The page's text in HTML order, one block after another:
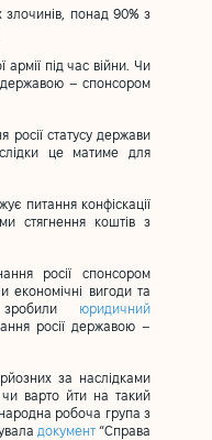
злочинів, понад 90% з
армії під час війни. Чи
державою – спонсором
статусу держави
це матиме для
питання конфіскації
стягнення коштів з
росії спонсором
економічні вигоди та
юридичний
росії державою –
за наслідками
чи варто йти на такий
робоча група з
документ“Справа